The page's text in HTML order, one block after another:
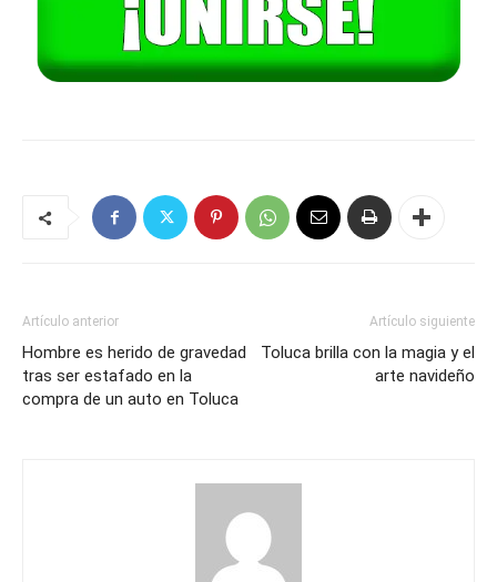
Artículo anterior
Hombre es herido de gravedad
tras ser estafado en la
compra de un auto en Toluca
Artículo siguiente
Toluca brilla con la magia y el
arte navideño